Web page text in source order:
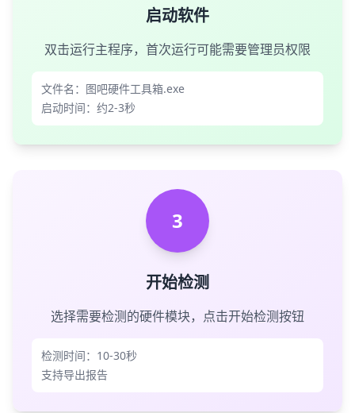
启动软件
双击运行主程序，首次运行可能需要管理员权限
文件名：图吧硬件工具箱.exe
启动时间：约2-3秒
3
开始检测
选择需要检测的硬件模块，点击开始检测按钮
检测时间：10-30秒
支持导出报告